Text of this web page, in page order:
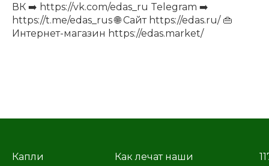
ВК ➡️ https://vk.com/edas_ru Telegram ➡️
https://t.me/edas_rus 🌐 Сайт https://edas.ru/ 👜
Интернет-магазин https://edas.market/
Капли
Как лечат наши